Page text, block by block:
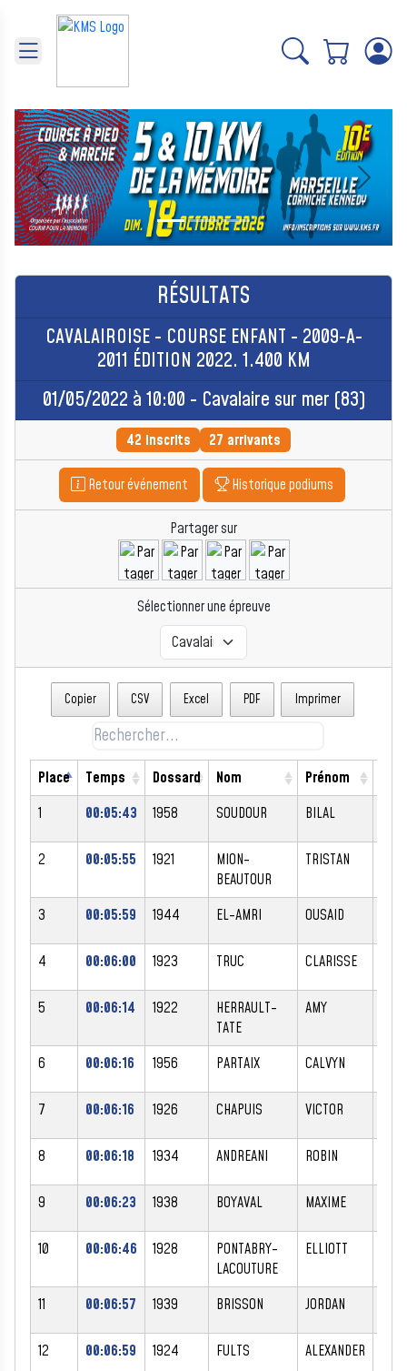
Précédent Suivant
RÉSULTATS
CAVALAIROISE - COURSE ENFANT - 2009-A-
2011 ÉDITION 2022. 1.400 KM
01/05/2022 à 10:00 - Cavalaire sur mer (83)
42 inscrits 27 arrivants
Retour événement Historique podiums
Partager sur
Sélectionner une épreuve
Copier CSV Excel PDF Imprimer
Place Temps Dossard Nom Prénom
1
00:05:43 1958 SOUDOUR BILAL
2 00:05:55 1921
MION-
BEAUTOUR
TRISTAN
3 00:05:59 1944 EL-AMRI OUSAID
4 00:06:00 1923 TRUC CLARISSE
5 00:06:14 1922
HERRAULT-
TATE
AMY
6 00:06:16 1956 PARTAIX CALVYN
7 00:06:16 1926 CHAPUIS VICTOR
8 00:06:18 1934 ANDREANI ROBIN
9 00:06:23 1938 BOYAVAL MAXIME
10 00:06:46 1928
PONTABRY-
LACOUTURE
ELLIOTT
11 00:06:57 1939 BRISSON JORDAN
12 00:06:59 1924 FULTS ALEXANDER
Panneau de gestion des cookies